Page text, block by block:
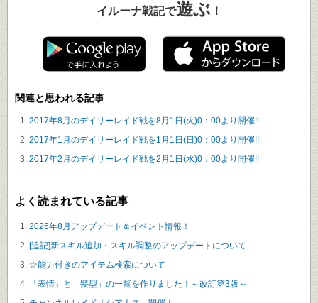
イルーナ戦記で遊ぶ ！
関連と思われる記事
2017年8月のデイリーレイド戦を8月1日(火)0：00より開催!!
2017年1月のデイリーレイド戦を1月1日(日)0：00より開催!!
2017年2月のデイリーレイド戦を2月1日(水)0：00より開催!!
よく読まれている記事
2026年8月アップデート＆イベント情報！
[追記]新スキル追加・スキル調整のアップデートについて
☆能力付きのアイテム検索について
「表情」と「髪型」の一覧を作りました！～改訂第3版～